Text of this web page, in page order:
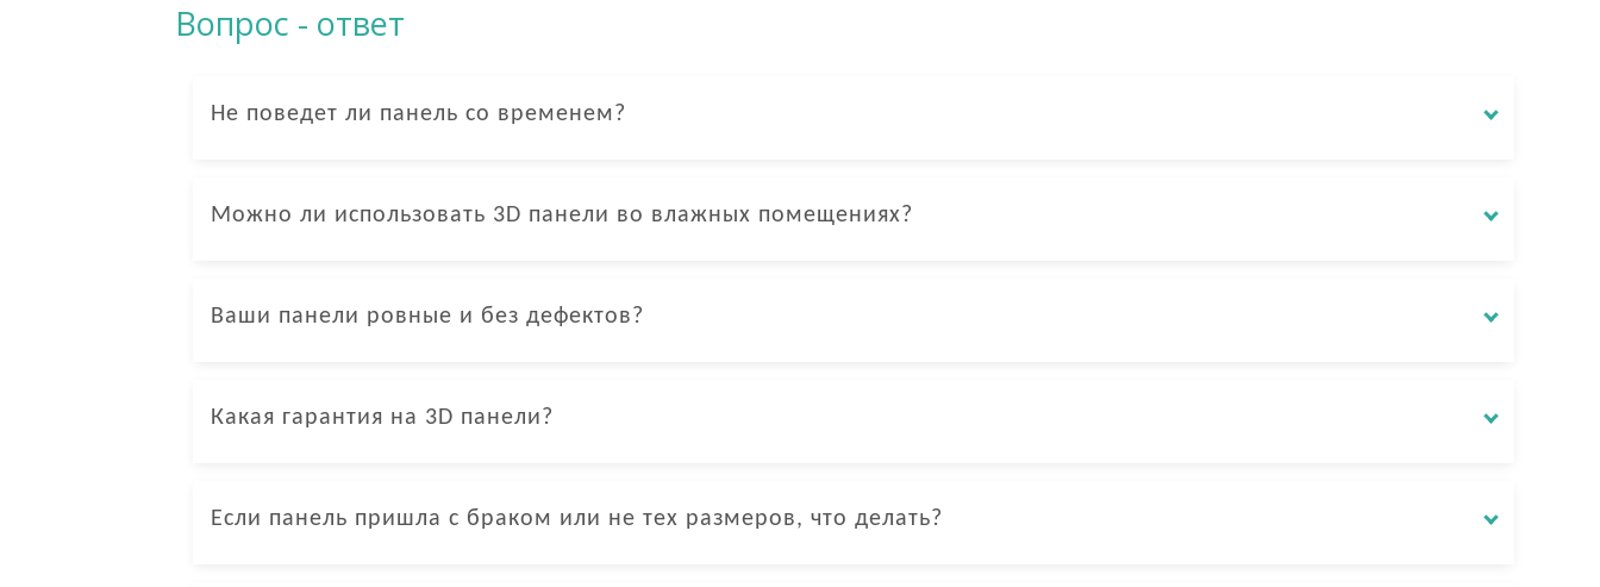
Вопрос - ответ
Не поведет ли панель со временем?
Можно ли использовать 3D панели во влажных помещениях?
Ваши панели ровные и без дефектов?
Какая гарантия на 3D панели?
Если панель пришла с браком или не тех размеров, что делать?